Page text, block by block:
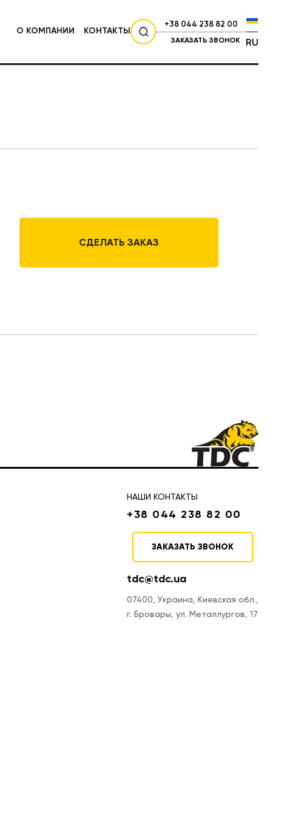
О КОМПАНИИ КОНТАКТЫ
+38 044 238 82 00
ЗАКАЗАТЬ ЗВОНОК RU
СДЕЛАТЬ ЗАКАЗ
НАШИ КОНТАКТЫ
+38 044 238 82 00
ЗАКАЗАТЬ ЗВОНОК
tdc@tdc.ua
07400, Украина, Киевская обл.,
г. Бровары, ул. Металлургов, 17